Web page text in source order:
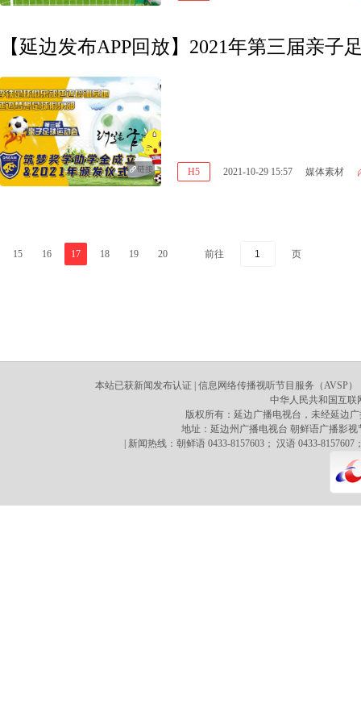
【延边发布APP回放】2021年第三届亲子
链接 H5 2021-10-29 15:57 媒体素材
15 16 17 18 19 20 前往 页
本站已获新闻发布认证 | 信息网络传播视听节目服务（AVSP）
中华人民共和国互联
版权所有：延边广播电视台，未经延边
地址：延边州广播电视台 朝鲜语广播影视
| 新闻热线：朝鲜语 0433-8157603； 汉语 0433-